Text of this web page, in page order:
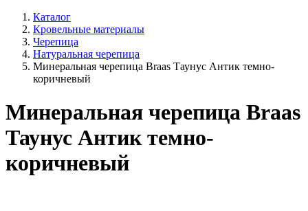
Каталог
Кровельные материалы
Черепица
Натуральная черепица
Минеральная черепица Braas Таунус Антик темно-
коричневый
Минеральная черепица Braas
Таунус Антик темно-
коричневый